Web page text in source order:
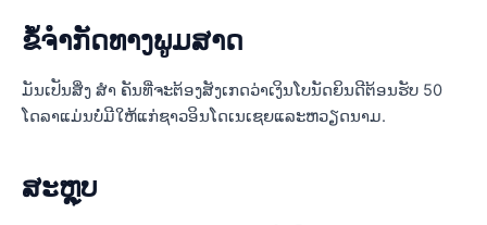
ຂໍ້ຈຳກັດທາງພູມສາດ
ມັນເປັນສິ່ງ ສຳ ຄັນທີ່ຈະຕ້ອງສັງເກດວ່າເງິນໂບນັດຍິນດີຕ້ອນຮັບ 50
ໂດລາແມ່ນບໍ່ມີໃຫ້ແກ່ຊາວອິນໂດເນເຊຍແລະຫວຽດນາມ.
ສະຫຼຸບ